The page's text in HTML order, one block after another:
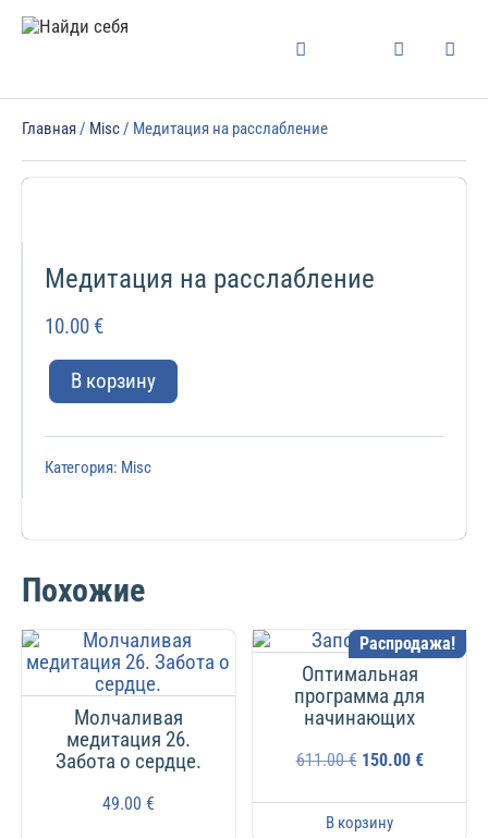
Главная/ Misc/ Медитация на расслабление
Медитация на расслабление
10.00 €
В корзину
Категория: Misc
Похожие
Молчаливая
медитация 26.
Забота о сердце.
49.00 €
Распродажа!
Оптимальная
программа для
начинающих
611.00€ 150.00 €
В корзину